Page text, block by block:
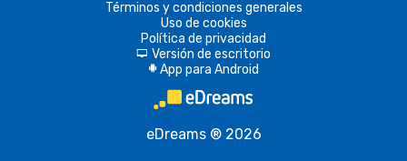
Términos y condiciones generales
Uso de cookies
Política de privacidad
d Versión de escritorio
A App para Android
eDreams ® 2026